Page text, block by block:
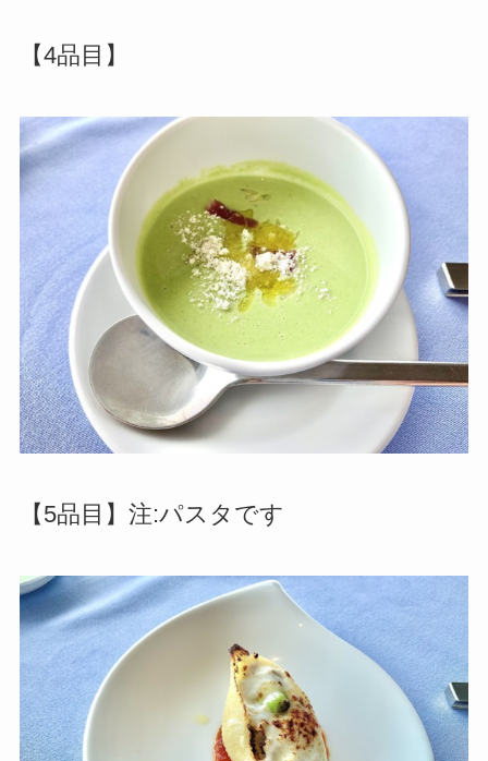
【4品目】
【5品目】注:パスタです